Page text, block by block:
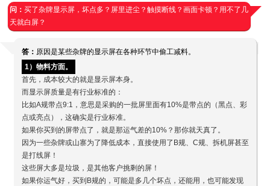
问： 买了杂牌显示屏，坏点多？屏里进尘？触摸断线？画面卡顿？用不了几
天就白屏？
答： 原因是某些杂牌的显示屏在各种环节中偷工减料。
1）物料方面。
首先，成本较大的就是显示屏本身。
而显示屏质量是有行业标准的：
比如A规带点9:1，意思是采购的一批屏里面有10%是带点的（黑点、彩
点或亮点），这确实是行业标准。
如果你买到的屏带点了，就是那运气差的10%？那你就天真了。
因为一些杂牌或山寨为了降低成本，直接使用了B规、C规、拆机屏甚至
是打线屏！
这些屏大多是垃圾，是其他客户挑剩的屏！
如果你运气好，买到B规的，可能是多几个坏点，还能用，也可能发现